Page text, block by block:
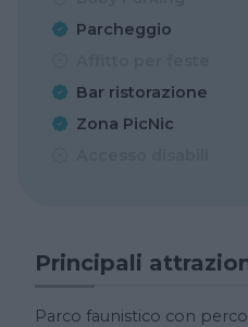
Parcheggio
Bar ristorazione
Zona PicNic
Principali
Parco faunistico con